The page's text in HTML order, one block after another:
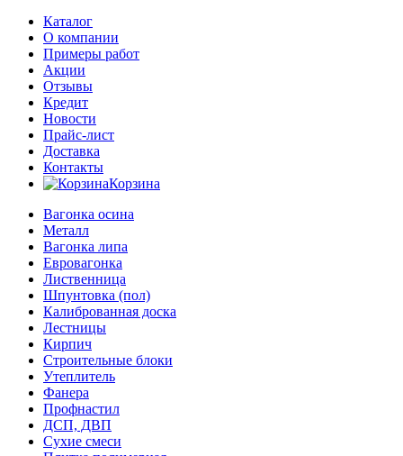
Каталог
О компании
Примеры работ
Акции
Отзывы
Кредит
Новости
Прайс-лист
Доставка
Контакты
Корзина
Вагонка осина
Металл
Вагонка липа
Евровагонка
Лиственница
Шпунтовка (пол)
Калиброванная доска
Лестницы
Кирпич
Строительные блоки
Утеплитель
Фанера
Профнастил
ДСП, ДВП
Сухие смеси